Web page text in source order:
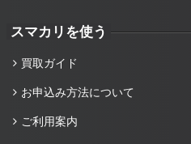
スマカリを使う
買取ガイド
お申込み方法について
ご利用案内